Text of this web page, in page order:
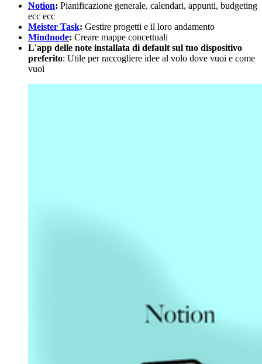
Notion: Pianificazione generale, calendari, appunti, budgeting
ecc ecc
Meister Task: Gestire progetti e il loro andamento
Mindnode: Creare mappe concettuali
L'app delle note installata di default sul tuo dispositivo
preferito: Utile per raccogliere idee al volo dove vuoi e come
vuoi